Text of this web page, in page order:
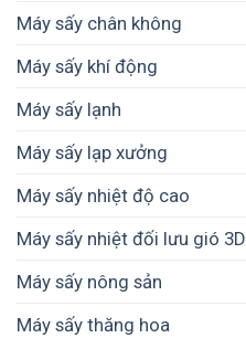
Máy sấy chân không
Máy sấy khí động
Máy sấy lạnh
Máy sấy lạp xưởng
Máy sấy nhiệt độ cao
Máy sấy nhiệt đối lưu gió 3D
Máy sấy nông sản
Máy sấy thăng hoa